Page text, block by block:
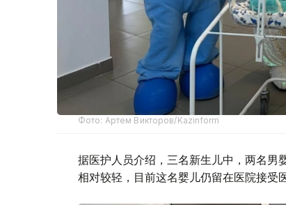
Фото: Артем Викторов/Kazinform
据医护人员介绍，三名新生儿中，两名男
相对较轻，目前这名婴儿仍留在医院接受